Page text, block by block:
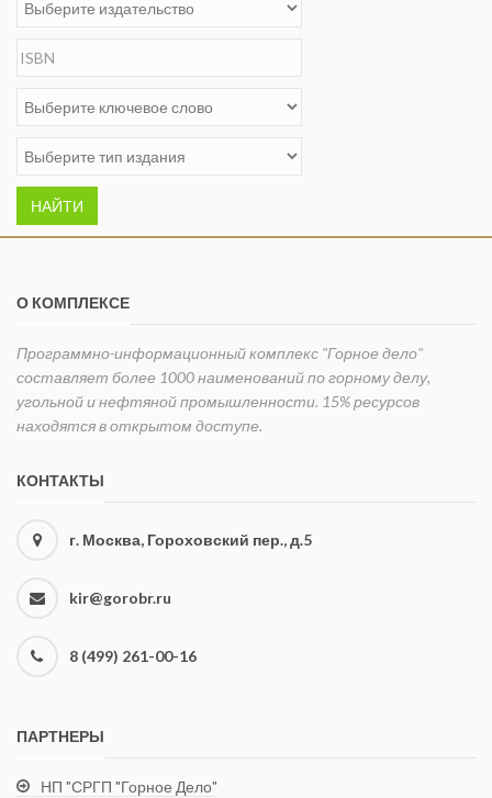
НАЙТИ
О КОМПЛЕКСЕ
Программно-информационный комплекс "Горное дело"
составляет более 1000 наименований по горному делу,
угольной и нефтяной промышленности. 15% ресурсов
находятся в открытом доступе.
КОНТАКТЫ
г. Москва, Гороховский пер., д.5
kir@gorobr.ru
8 (499) 261-00-16
ПАРТНЕРЫ
НП "СРГП "Горное Дело"